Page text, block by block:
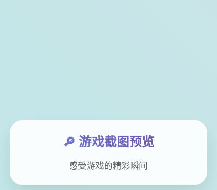
🔎 游戏截图预览
感受游戏的精彩瞬间